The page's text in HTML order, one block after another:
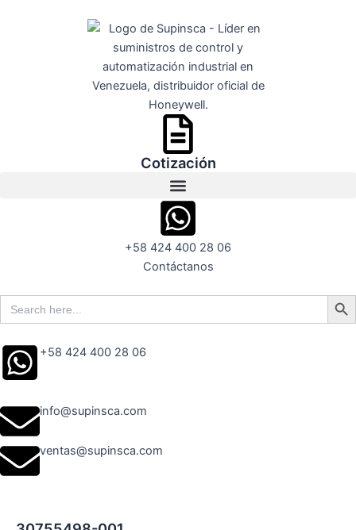
Cotización
+58 424 400 28 06
Contáctanos
Search
for:
Search
+58 424 400 28 06
info@supinsca.com
ventas@supinsca.com